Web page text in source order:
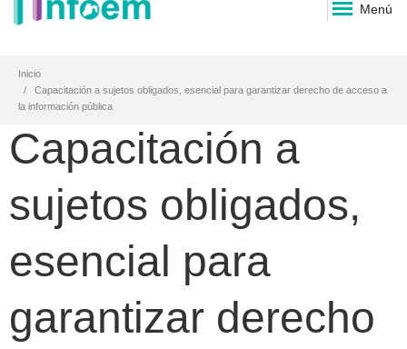
Menú
Inicio
Capacitación a sujetos obligados, esencial para garantizar derecho de acceso a
la información pública
Capacitación a
sujetos obligados,
esencial para
garantizar derecho